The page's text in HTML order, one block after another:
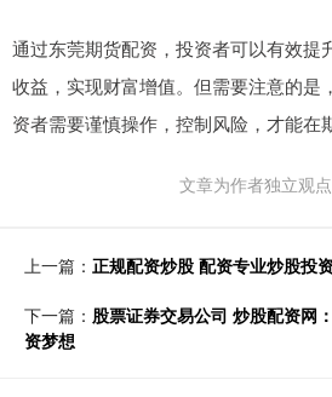
通过东莞期货配资，投资者可以有效提
收益，实现财富增值。但需要注意的是
资者需要谨慎操作，控制风险，才能在
文章为作者独立观
上一篇： 正规配资炒股 配资专业炒股投
下一篇： 股票证券交易公司 炒股配资网
资梦想